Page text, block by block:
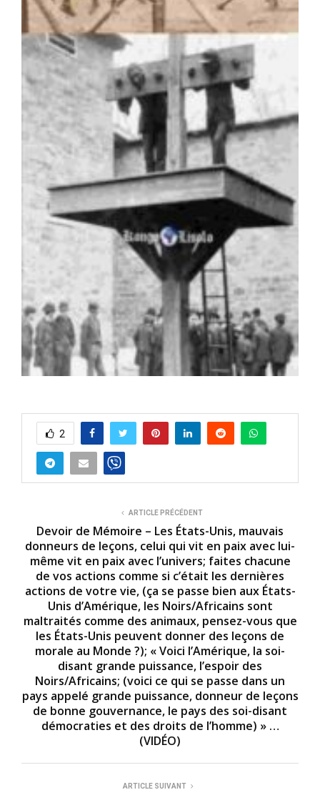
2
ARTICLE PRÉCÉDENT
Devoir de Mémoire – Les États-Unis, mauvais
donneurs de leçons, celui qui vit en paix avec lui-
même vit en paix avec l’univers; faites chacune
de vos actions comme si c’était les dernières
actions de votre vie, (ça se passe bien aux États-
Unis d’Amérique, les Noirs/Africains sont
maltraités comme des animaux, pensez-vous que
les États-Unis peuvent donner des leçons de
morale au Monde ?); « Voici l’Amérique, la soi-
disant grande puissance, l’espoir des
Noirs/Africains; (voici ce qui se passe dans un
pays appelé grande puissance, donneur de leçons
de bonne gouvernance, le pays des soi-disant
démocraties et des droits de l’homme) » …
(VIDÉO)
ARTICLE SUIVANT